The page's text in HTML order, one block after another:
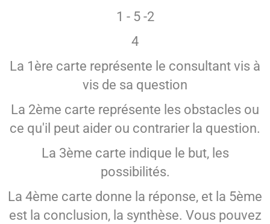
1 - 5 -2
4
La 1ère carte représente le consultant vis à
vis de sa question
La 2ème carte représente les obstacles ou
ce qu'il peut aider ou contrarier la question.
La 3ème carte indique le but, les
possibilités.
La 4ème carte donne la réponse, et la 5ème
est la conclusion, la synthèse. Vous pouvez